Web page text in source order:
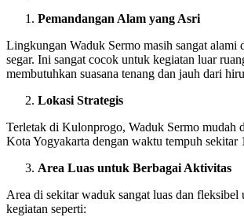
Pemandangan Alam yang Asri
Lingkungan Waduk Sermo masih sangat alami
segar. Ini sangat cocok untuk kegiatan luar
membutuhkan suasana tenang dan jauh dari
Lokasi Strategis
Terletak di Kulonprogo, Waduk Sermo mudah
Kota Yogyakarta dengan waktu tempuh sekitar
Area Luas untuk Berbagai Aktivitas
Area di sekitar waduk sangat luas dan fleksibel
kegiatan seperti: